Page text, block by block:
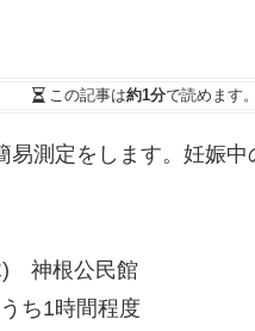
この記事は約1分で読めます。
測定をします。妊娠中
) 神根公民館
時間程度